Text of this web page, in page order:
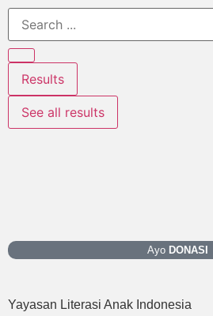
Results
See all results
Ayo DONASI
Yayasan Literasi Anak Indonesia